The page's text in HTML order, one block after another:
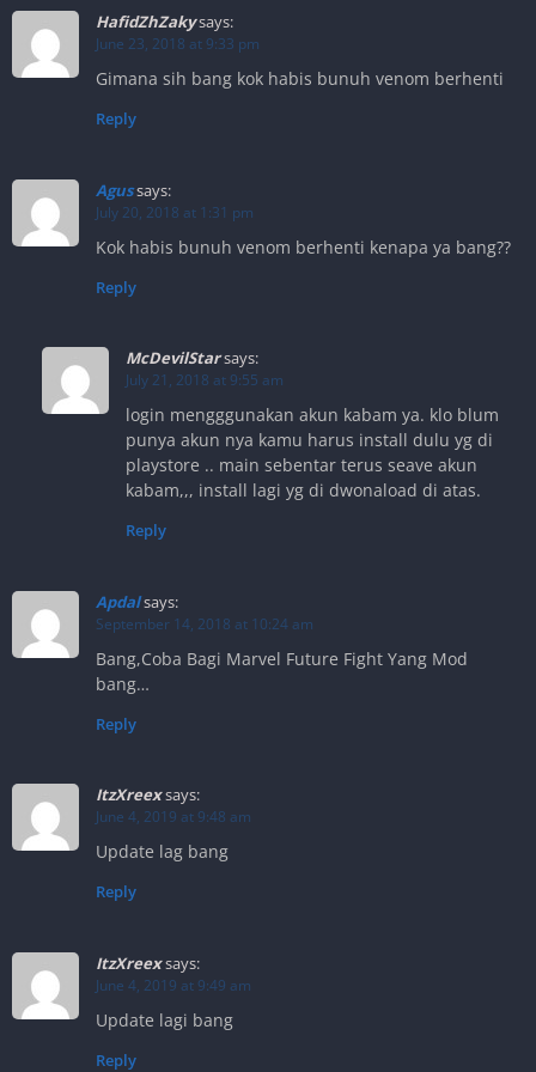
HafidZhZakysays:
June 23, 2018 at 9:33 pm
Gimana sih bang kok habis bunuh venom berhenti
Reply
Agussays:
July 20, 2018 at 1:31 pm
Kok habis bunuh venom berhenti kenapa ya bang??
Reply
McDevilStarsays:
July 21, 2018 at 9:55 am
login mengggunakan akun kabam ya. klo blum
punya akun nya kamu harus install dulu yg di
playstore .. main sebentar terus seave akun
kabam,,, install lagi yg di dwonaload di atas.
Reply
Apdalsays:
September 14, 2018 at 10:24 am
Bang,Coba Bagi Marvel Future Fight Yang Mod
bang…
Reply
ItzXreexsays:
June 4, 2019 at 9:48 am
Update lag bang
Reply
ItzXreexsays:
June 4, 2019 at 9:49 am
Update lagi bang
Reply